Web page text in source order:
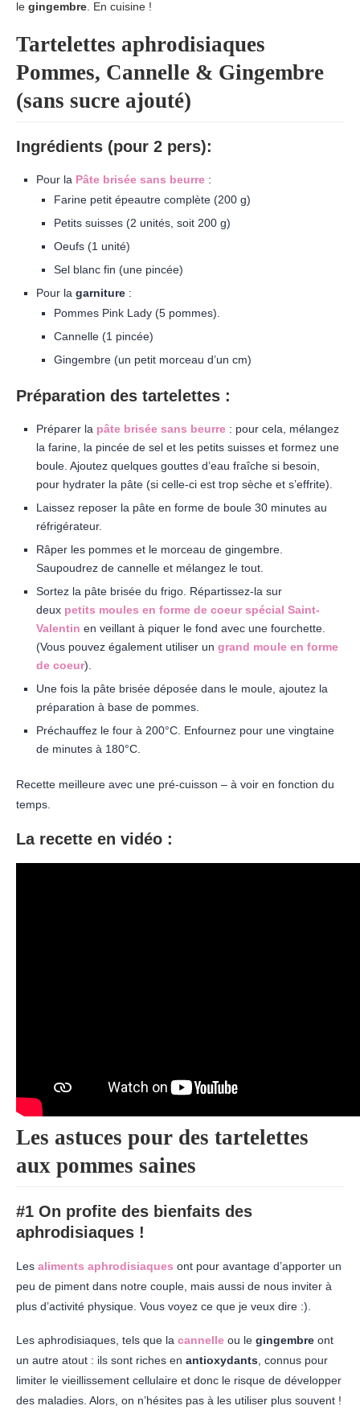
le gingembre. En cuisine !
Tartelettes aphrodisiaques
Pommes, Cannelle & Gingembre
(sans sucre ajouté)
Ingrédients (pour 2 pers):
Pour la Pâte brisée sans beurre :
Farine petit épeautre complète (200 g)
Petits suisses (2 unités, soit 200 g)
Oeufs (1 unité)
Sel blanc fin (une pincée)
Pour la garniture :
Pommes Pink Lady (5 pommes).
Cannelle (1 pincée)
Gingembre (un petit morceau d’un cm)
Préparation des tartelettes :
Préparer la pâte brisée sans beurre : pour cela, mélangez
la farine, la pincée de sel et les petits suisses et formez une
boule. Ajoutez quelques gouttes d’eau fraîche si besoin,
pour hydrater la pâte (si celle-ci est trop sèche et s’effrite).
Laissez reposer la pâte en forme de boule 30 minutes au
réfrigérateur.
Râper les pommes et le morceau de gingembre.
Saupoudrez de cannelle et mélangez le tout.
Sortez la pâte brisée du frigo. Répartissez-la sur
deux petits moules en forme de coeur spécial Saint-
Valentin en veillant à piquer le fond avec une fourchette.
(Vous pouvez également utiliser un grand moule en forme
de coeur).
Une fois la pâte brisée déposée dans le moule, ajoutez la
préparation à base de pommes.
Préchauffez le four à 200°C. Enfournez pour une vingtaine
de minutes à 180°C.
Recette meilleure avec une pré-cuisson – à voir en fonction du
temps.
La recette en vidéo :
Les astuces pour des tartelettes
aux pommes saines
#1 On profite des bienfaits des
aphrodisiaques !
Les aliments aphrodisiaques ont pour avantage d’apporter un
peu de piment dans notre couple, mais aussi de nous inviter à
plus d’activité physique. Vous voyez ce que je veux dire :).
Les aphrodisiaques, tels que la cannelle ou le gingembre ont
un autre atout : ils sont riches en antioxydants, connus pour
limiter le vieillissement cellulaire et donc le risque de développer
des maladies. Alors, on n’hésites pas à les utiliser plus souvent !